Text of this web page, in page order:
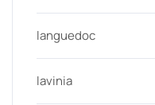
languedoc
lavinia